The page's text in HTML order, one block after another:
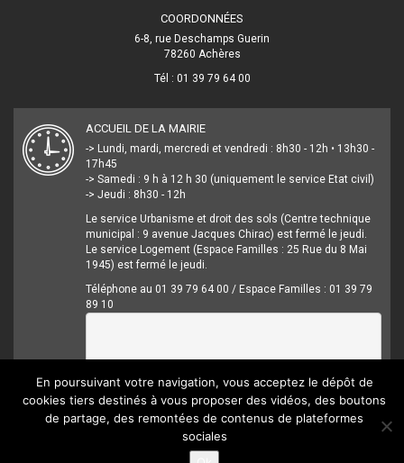
COORDONNÉES
6-8, rue Deschamps Guerin
78260 Achères
Tél : 01 39 79 64 00
ACCUEIL DE LA MAIRIE
-> Lundi, mardi, mercredi et vendredi : 8h30 - 12h • 13h30 -
17h45
-> Samedi : 9 h à 12 h 30 (uniquement le service Etat civil)
-> Jeudi : 8h30 - 12h
Le service Urbanisme et droit des sols (Centre technique
municipal : 9 avenue Jacques Chirac) est fermé le jeudi.
Le service Logement (Espace Familles : 25 Rue du 8 Mai
1945) est fermé le jeudi.
Téléphone au 01 39 79 64 00 / Espace Familles : 01 39 79
89 10
En poursuivant votre navigation, vous acceptez le dépôt de
cookies tiers destinés à vous proposer des vidéos, des boutons
de partage, des remontées de contenus de plateformes
sociales